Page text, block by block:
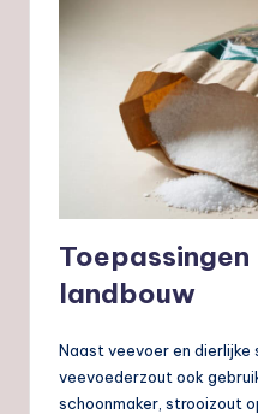
landbouw
Naast veevoer en dierlijke
veevoederzout ook
schoonmaker, strooizout